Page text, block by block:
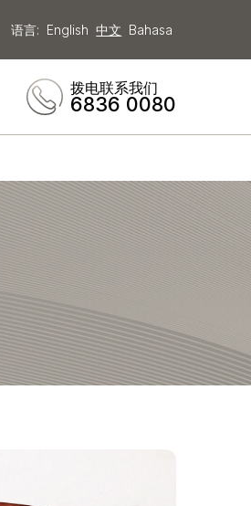
语言: English 中文 Bahasa
拨电联系我们
6836 0080